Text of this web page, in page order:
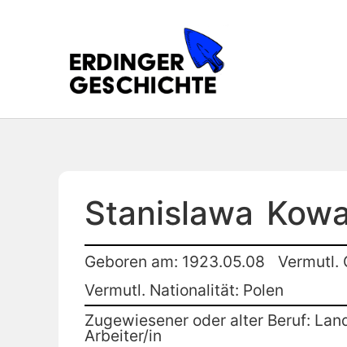
Stanislawa
Geboren am: 1923.05.08
Vermutl.
Vermutl. Nationalität: Polen
Zugewiesener oder alter Beruf:
Arbeiter/in